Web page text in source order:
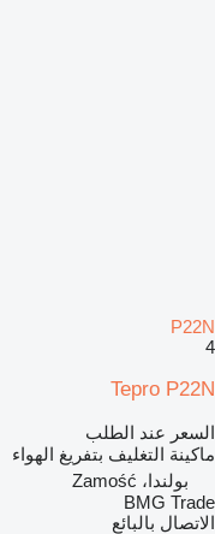
P22N
4
Tepro P22N
السعر عند الطلب
ماكينة التغليف بتفريغ الهواء
بولندا، Zamość
BMG Trade
الاتصال بالبائع